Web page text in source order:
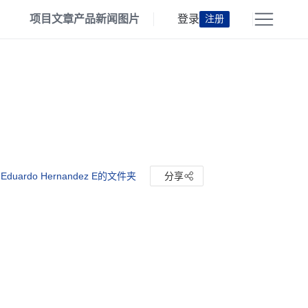
项目文章产品新闻 图片 登录 注册
Hernandez E的文件夹 分享